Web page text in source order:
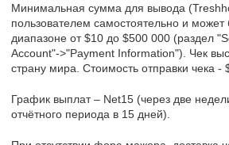
Минимальная сумма для вывода
пользователем самостоятельно и может
диапазоне от $10 до $500 000 (раздел
Account"->"Payment Information"). Чек
страну мира. Стоимость отправки чека -
График выплат – Net15 (через две
отчётного периода в 15 дней).